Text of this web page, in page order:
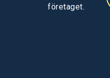
företaget.